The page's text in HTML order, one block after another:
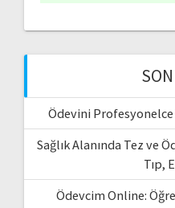
Ödevini
Sağlık Alanında Tez ve
Tıp,
Ödevcim Online: